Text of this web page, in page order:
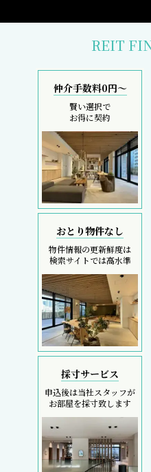
REIT
仲介手数料0円～
賢い選択で
お得に契約
おとり物件なし
物件情報の更新鮮度は
検索サイトでは高水準
採寸サービス
申込後は当社スタッフが
お部屋を採寸致します